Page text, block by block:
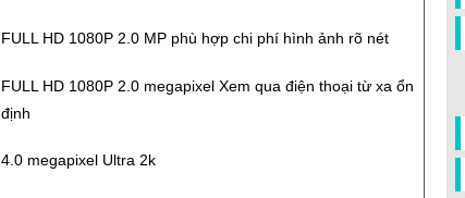
FULL HD 1080P 2.0 MP phù hợp chi phí hình ảnh rõ nét
FULL HD 1080P 2.0 megapixel Xem qua điện thoại từ xa ổn
định
4.0 megapixel Ultra 2k